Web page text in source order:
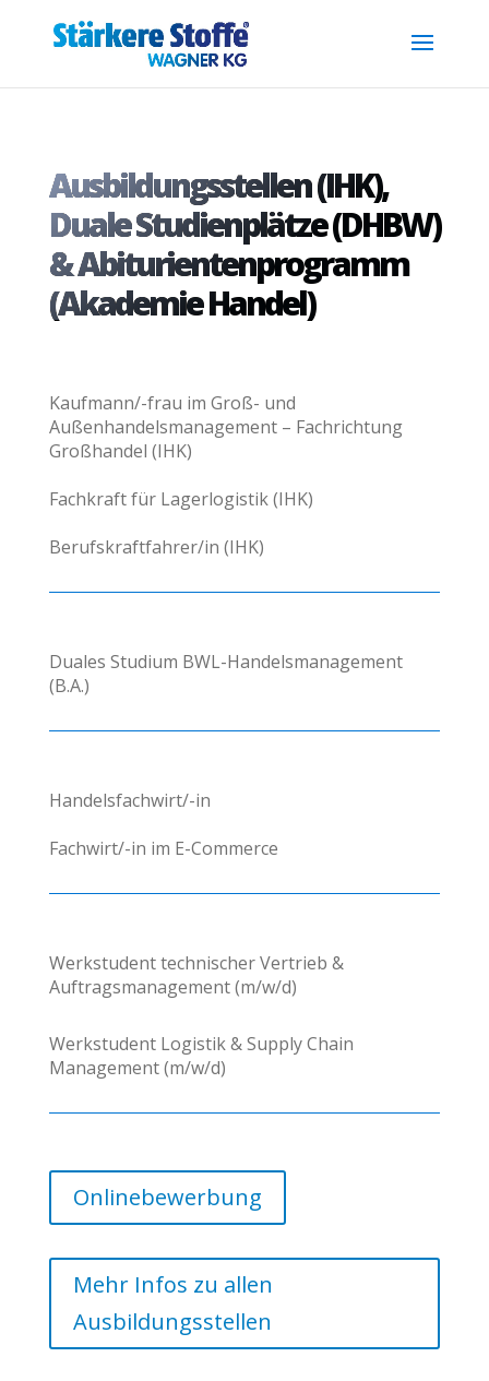
Ausbildungsstellen (IHK),
Duale Studienplätze (DHBW)
& Abiturientenprogramm
(Akademie Handel)
Kaufmann/-frau im Groß- und
Außenhandelsmanagement – Fachrichtung
Großhandel (IHK)
Fachkraft für Lagerlogistik (IHK)
Berufskraftfahrer/in (IHK)
Duales Studium BWL-Handelsmanagement
(B.A.)
Handelsfachwirt/-in
Fachwirt/-in im E-Commerce
Werkstudent technischer Vertrieb &
Auftragsmanagement (m/w/d)
Werkstudent Logistik & Supply Chain
Management (m/w/d)
Onlinebewerbung
Mehr Infos zu allen
Ausbildungsstellen